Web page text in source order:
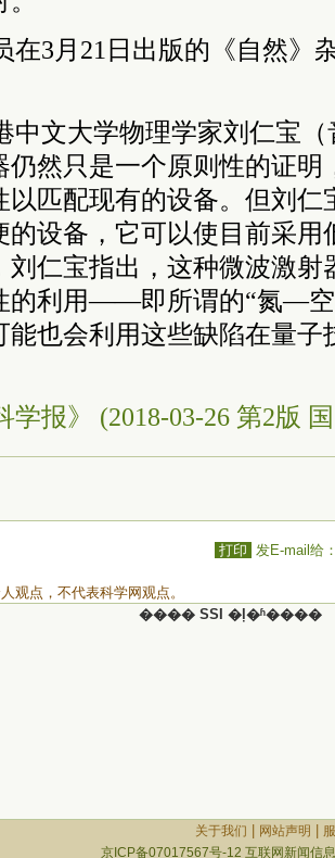
在3月21日出版的《自然》
中文大学物理学家刘仁宝
仍然只是一个原则性的证明
以匹配现有的设备。但刘仁
的设备，它可以使目前采用
刘仁宝指出，这种微波激射
的利用——即所谓的“氮—空
能也会利用这些缺陷在量子
学报》 (2018-03-26 第2版
打印 发E-mail给
观点，不代表科学网观点。
���� SSI �ļ�ʱ����
关于我们 网站声明
京ICP备07017567号-12 互联网新闻信